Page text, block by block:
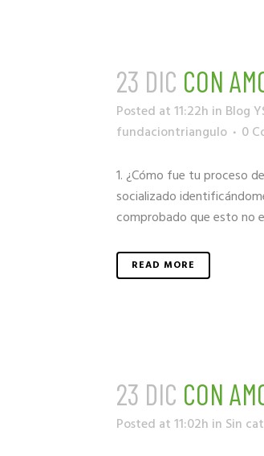
23 DIC CON
Posted at 11:22h in Blog
fundaciontriangulo
0
1. ¿Cómo fue tu proceso
socializado
comprobado que esto no
READ MORE
23 DIC CON
Posted at 11:02h in Sin